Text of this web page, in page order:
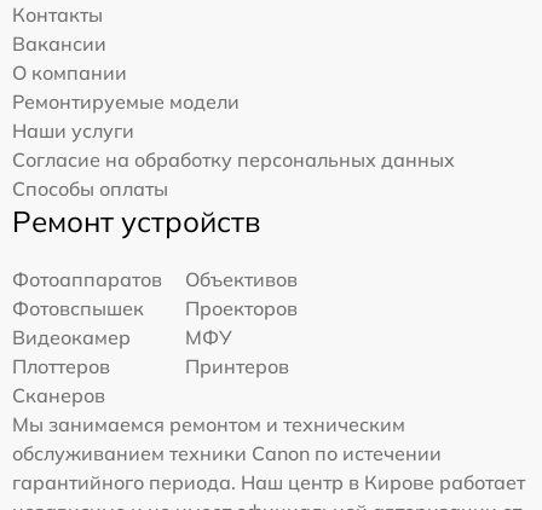
Контакты
Вакансии
О компании
Ремонтируемые модели
Наши услуги
Согласие на обработку персональных данных
Способы оплаты
Ремонт устройств
Фотоаппаратов
Объективов
Фотовспышек
Проекторов
Видеокамер
МФУ
Плоттеров
Принтеров
Сканеров
Мы занимаемся ремонтом и техническим
обслуживанием техники Canon по истечении
гарантийного периода. Наш центр в Кирове работает